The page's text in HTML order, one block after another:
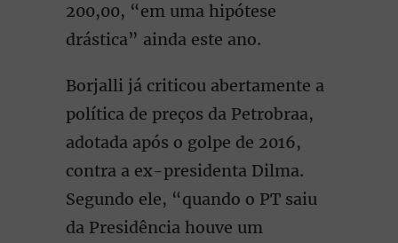
200,00, “em uma hipótese
drástica” ainda este ano.
Borjalli já criticou abertamente a
política de preços da Petrobraa,
adotada após o golpe de 2016,
contra a ex-presidenta Dilma.
Segundo ele, “quando o PT saiu
da Presidência houve um